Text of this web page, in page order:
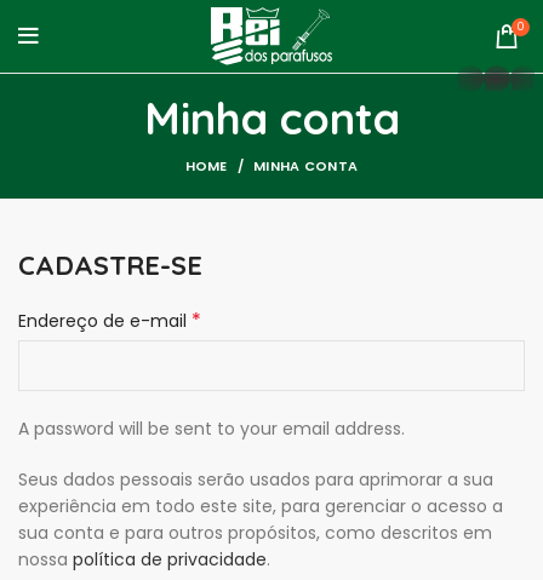
0
Minha conta
HOME MINHA CONTA
CADASTRE-SE
Endereço de e-mail *
A password will be sent to your email address.
Seus dados pessoais serão usados para aprimorar a sua
experiência em todo este site, para gerenciar o acesso a
sua conta e para outros propósitos, como descritos em
nossa política de privacidade.
whatsapp